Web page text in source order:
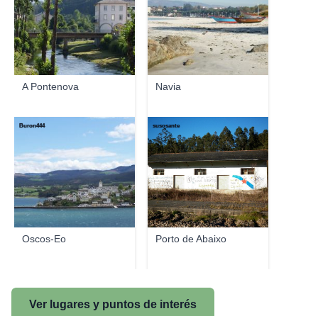
A Pontenova Navia
Oscos-Eo
Buron444
Porto de Abaixo
susosante
Ver lugares y puntos de interés